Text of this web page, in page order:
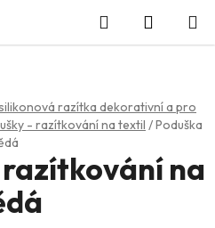
Hledat
KOŠÍK
razítka dekorativní a pro
- razítkování na textil /Poduška
razítkování na